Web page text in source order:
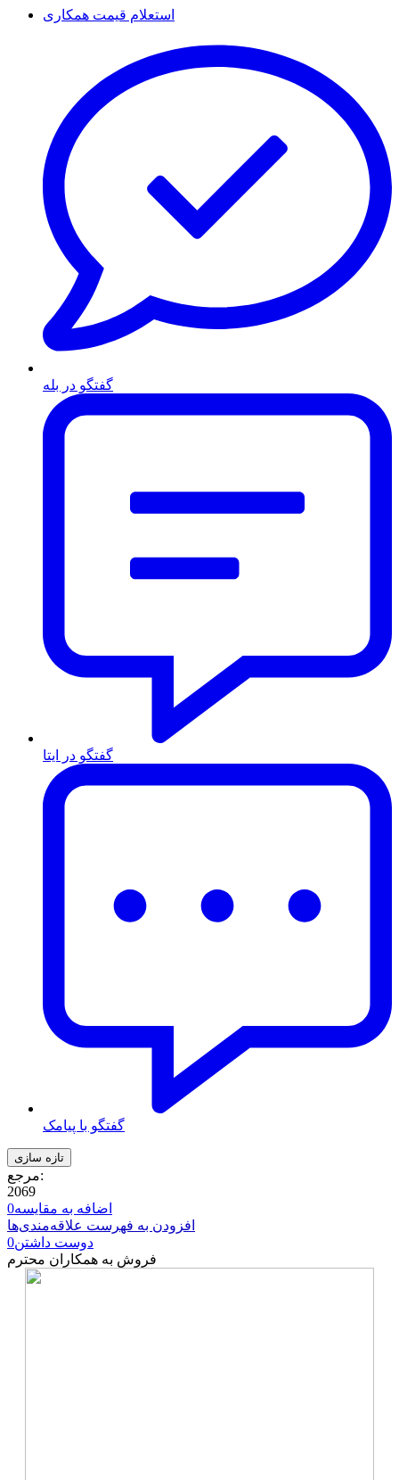
استعلام قیمت همکاری
گفتگو در بله
گفتگو در ایتا
گفتگو با پیامک
مرجع:
2069
اضافه به مقایسه0
افزودن به فهرست علاقه‌مندی‌ها
دوست داشتن0
فروش به همکاران محترم